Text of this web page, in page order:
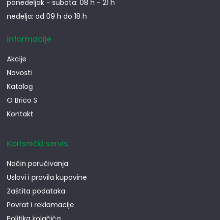
ponedeljak - subota: 08 h - 21 h
nedelja: od 09 h do 18 h
Informacije
Akcije
Novosti
Katalog
O Brico S
Kontakt
Korisnički servis
Način poručivanja
Uslovi i pravila kupovine
Zaštita podataka
Povrat i reklamacije